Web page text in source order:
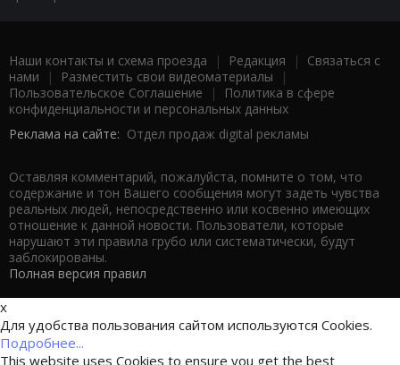
Наши контакты и схема проезда | Редакция | Связаться с
нами | Разместить свои видеоматериалы |
Пользовательское Соглашение |
Политика в сфере
конфиденциальности и персональных данных
Реклама на сайте: Отдел продаж digital рекламы
Оставляя комментарий, пожалуйста, помните о том, что
содержание и тон Вашего сообщения могут задеть чувства
реальных людей, непосредственно или косвенно имеющих
отношение к данной новости. Пользователи, которые
нарушают эти правила грубо или систематически, будут
заблокированы.
Полная версия правил
x
Для удобства пользования сайтом используются Cookies.
Подробнее...
This website uses Cookies to ensure you get the best